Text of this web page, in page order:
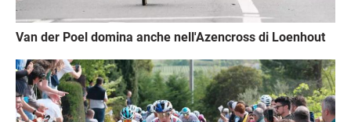
Van der Poel domina anche nell'Azencross di Loenhout
Immagine